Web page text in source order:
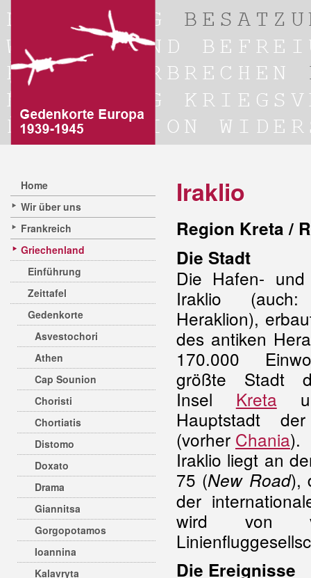
Home
Wir über uns
Frankreich
Griechenland
Einführung
Zeittafel
Gedenkorte
Asvestochori
Athen
Cap Sounion
Choristi
Chortiatis
Distomo
Doxato
Drama
Giannitsa
Gorgopotamos
Ioannina
Kalavryta
Iraklio
Region Kreta /
Die Stadt
Die Hafen- und
Iraklio
Heraklion),
des antiken
170.000
größte Stadt
Insel Kreta
Hauptstadt
(vorher Chania).
Iraklio liegt an
75 (New Road),
der
wird von
Die Ereignisse